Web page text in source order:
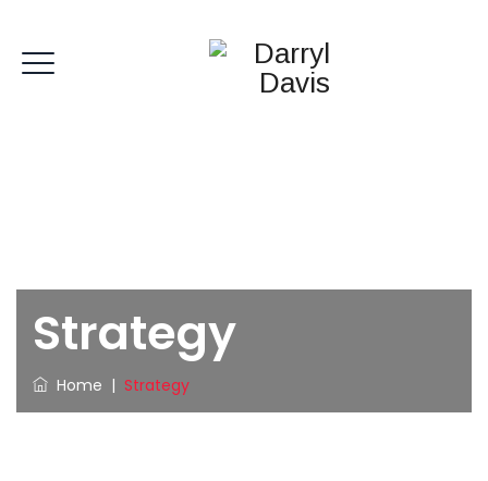
Strategy
Home | Strategy